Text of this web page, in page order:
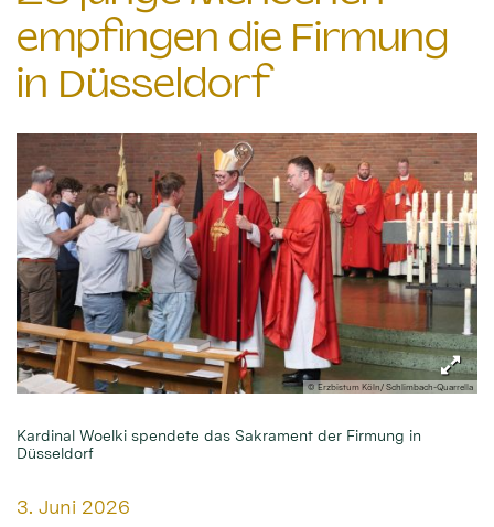
empfingen die Firmung
in Düsseldorf
© Erzbistum Köln/ Schlimbach-Quarrella
Kardinal Woelki spendete das Sakrament der Firmung in
Düsseldorf
Datum:
3. Juni 2026